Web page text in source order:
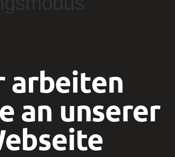
arbeiten
an unserer